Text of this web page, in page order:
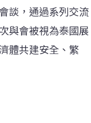
談，通過系列交流
與會被視為泰國展
體共建安全、繁